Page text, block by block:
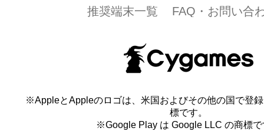
推奨端末一覧
FAQ・お問い合
※AppleとAppleのロゴは、米国およびその他の国で登
標です。
※Google Play は Google LLC の商標で